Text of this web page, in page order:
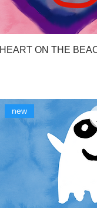
HEART ON THE
new